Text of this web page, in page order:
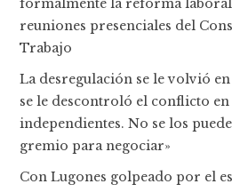
formalmente la reforma
reuniones presenciales del
Trabajo
La desregulación se le volvió
se le descontroló el conflicto en
independientes. No se los
gremio para negociar»
Con Lugones golpeado por el